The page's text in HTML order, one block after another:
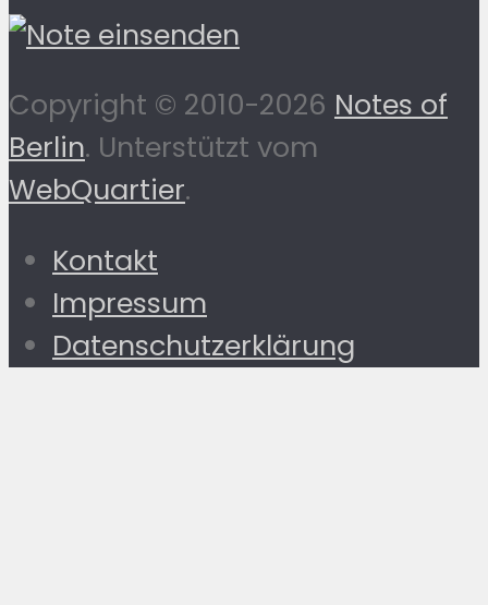
Copyright © 2010-2026 Notes of
Berlin. Unterstützt vom
WebQuartier.
Kontakt
Impressum
Datenschutzerklärung